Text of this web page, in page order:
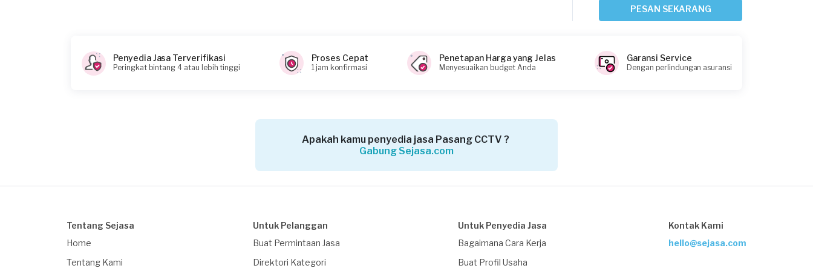
Tangerang Kabupaten, Banten
Request Fulfilled
Echa requested Pasang CCTV
PESAN SEKARANG
Penyedia Jasa Terverifikasi
Peringkat bintang 4 atau lebih tinggi
Proses Cepat
1 jam konfirmasi
Penetapan Harga yang Jelas
Menyesuaikan budget Anda
Garansi Service
Dengan perlindungan asuransi
Apakah kamu penyedia jasa Pasang CCTV ?
Gabung Sejasa.com
Tentang Sejasa
Home
Tentang Kami
Untuk Pelanggan
Buat Permintaan Jasa
Direktori Kategori
Untuk Penyedia Jasa
Bagaimana Cara Kerja
Buat Profil Usaha
Kontak Kami
hello@sejasa.com